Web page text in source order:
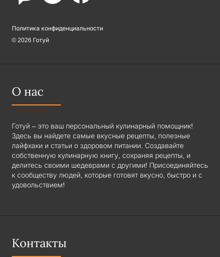
Политика конфиденциальности
© 2026 Готуй
О нас
Готуй – это ваш персональный кулинарный помощник!
Здесь вы найдете самые вкусные рецепты, полезные
лайфхаки и статьи о здоровом питании. Создавайте
собственную кулинарную книгу, сохраняя рецепты, и
делитесь своими шедеврами с другими! Присоединяйтесь
к сообществу людей, которые готовят вкусно, быстро и с
удовольствием!
Контакты